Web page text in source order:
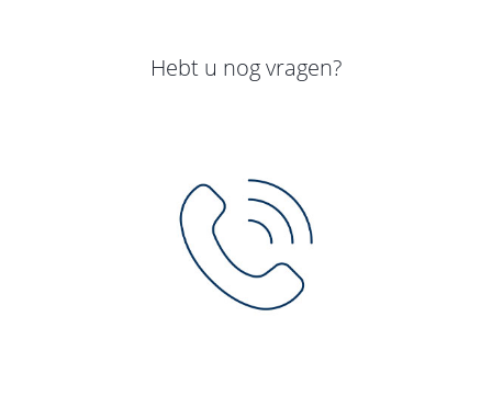
Hebt u nog vragen?